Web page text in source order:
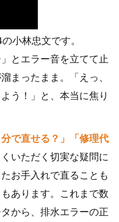
小林忠文です。
とエラー音を立てて止
まったまま。「えっ、
う！」と、本当に焦り
で直せる？」「修理代
いただく切実な疑問に
お手入れで直ることも
あります。これまで数
から、排水エラーの正